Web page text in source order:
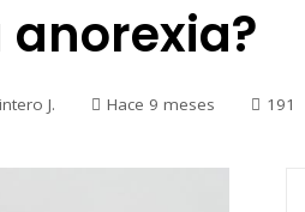
anorexia?
J. Hace 9 meses 191